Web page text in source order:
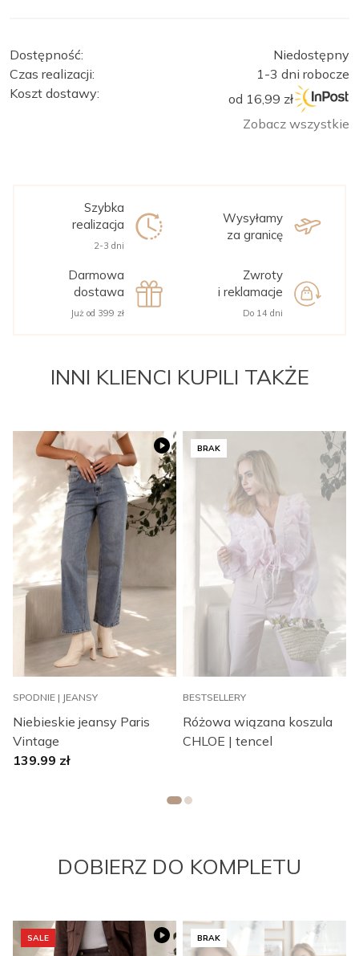
Dostępność:
Niedostępny
Czas realizacji:
1-3 dni robocze
Koszt dostawy:
od 16,99 zł
Zobacz wszystkie
Szybka
realizacja
2-3 dni
Wysyłamy
za granicę
Darmowa
dostawa
Już od 399 zł
Zwroty
i reklamacje
Do 14 dni
INNI KLIENCI KUPILI TAKŻE
SPODNIE | JEANSY
Niebieskie jeansy Paris
Vintage
139.99 zł
BRAK
BESTSELLERY
Różowa wiązana koszula
CHLOE | tencel
DOBIERZ DO KOMPLETU
SALE BRAK